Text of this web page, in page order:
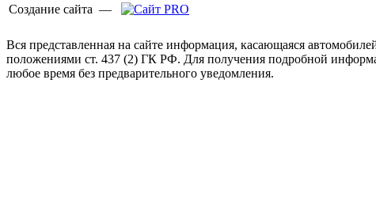
Создание сайта —
Вся представленная на сайте информация, касающаяся
положениями ст. 437 (2) ГК РФ. Для получения подробной
любое время без предварительного уведомления.